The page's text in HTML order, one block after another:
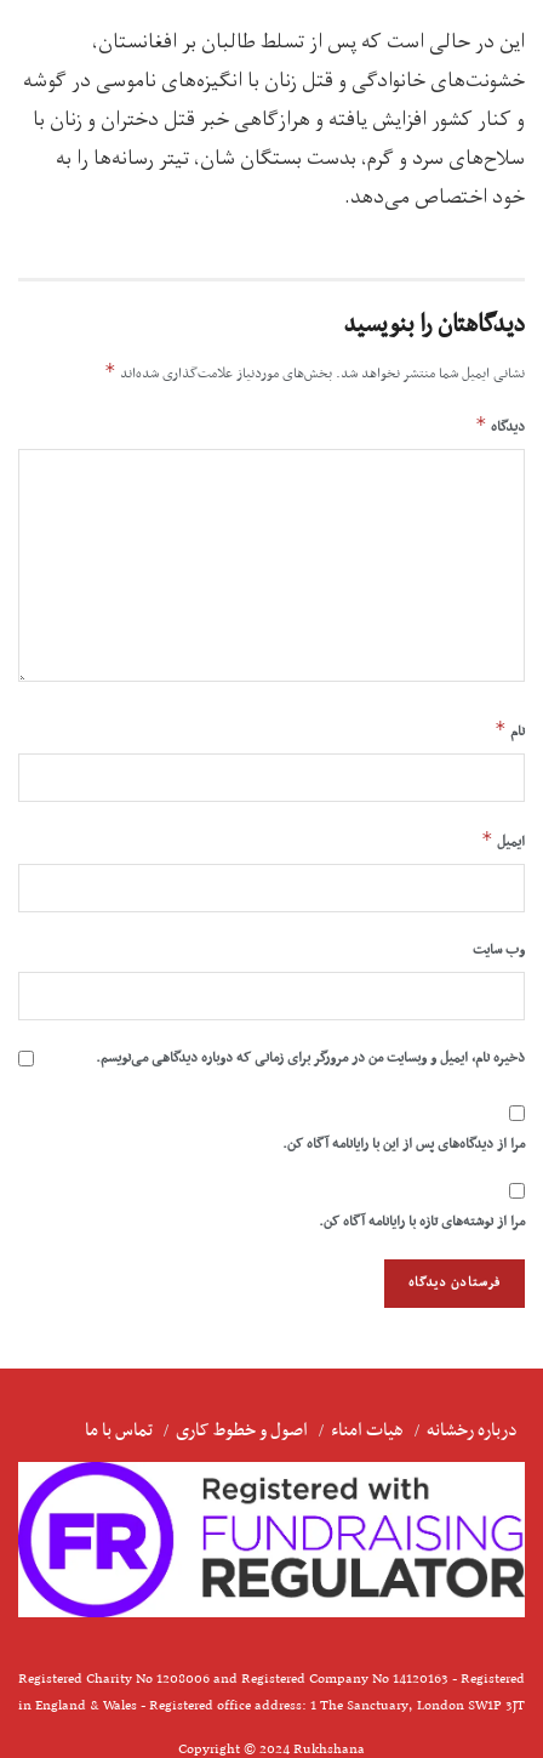
این در حالی است که پس از تسلط طالبان بر افغانستان،
خشونت‌های خانوادگی و قتل‌ زنان با انگیز‌ه‌های ناموسی در گوشه
و کنار کشور افزایش یافته و هرازگاهی خبر قتل دختران و زنان با
سلاح‌های سرد و گرم، بدست بستگان شان، تیتر رسانه‌ها را به
خود اختصاص می‌دهد.
دیدگاهتان را بنویسید
نشانی ایمیل شما منتشر نخواهد شد. بخش‌های موردنیاز علامت‌گذاری شده‌اند *
دیدگاه *
نام *
ایمیل *
وب‌ سایت
ذخیره نام، ایمیل و وبسایت من در مرورگر برای زمانی که دوباره دیدگاهی می‌نویسم.
مرا از دیدگاه‌های پس از این با رایانامه آگاه کن.
مرا از نوشته‌های تازه با رایانامه آگاه کن.
درباره رخشانه هیات امناء اصول و خطوط کاری تماس با ما
Registered Charity No 1208006 and Registered Company No 14120163 - Registered
in England & Wales - Registered office address: 1 The Sanctuary, London SW1P 3JT
Copyright © 2024 Rukhshana